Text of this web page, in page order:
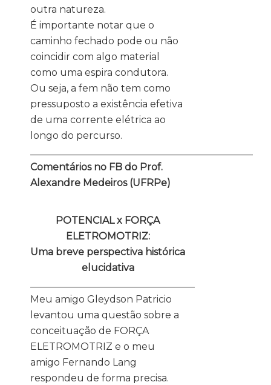
outra natureza.
É importante notar que o
caminho fechado pode ou não
coincidir com algo material
como uma espira condutora.
Ou seja, a fem não tem como
pressuposto a existência efetiva
de uma corrente elétrica ao
longo do percurso.
Comentários no FB do Prof.
Alexandre Medeiros (UFRPe)
POTENCIAL x FORÇA
ELETROMOTRIZ:
Uma breve perspectiva histórica
elucidativa
Meu amigo Gleydson Patricio
levantou uma questão sobre a
conceituação de FORÇA
ELETROMOTRIZ e o meu
amigo Fernando Lang
respondeu de forma precisa.